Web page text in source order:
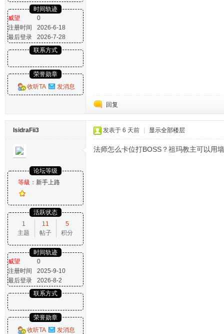
时间轨迹
威望
0
注册时间
2026-6-18
最后登录
2026-7-28
联系方式
荣誉勋章
收听TA
发消息
回复
IsidraFii3
论坛等级
等級： 新手上路
活跃状态
1
主题
11
帖子
5
积分
时间轨迹
威望
0
注册时间
2025-9-10
最后登录
2026-8-2
联系方式
荣誉勋章
收听TA
发消息
发表于 6 天前 显示全部楼层
法师怎么卡位打BOSS？祖玛教主可以用